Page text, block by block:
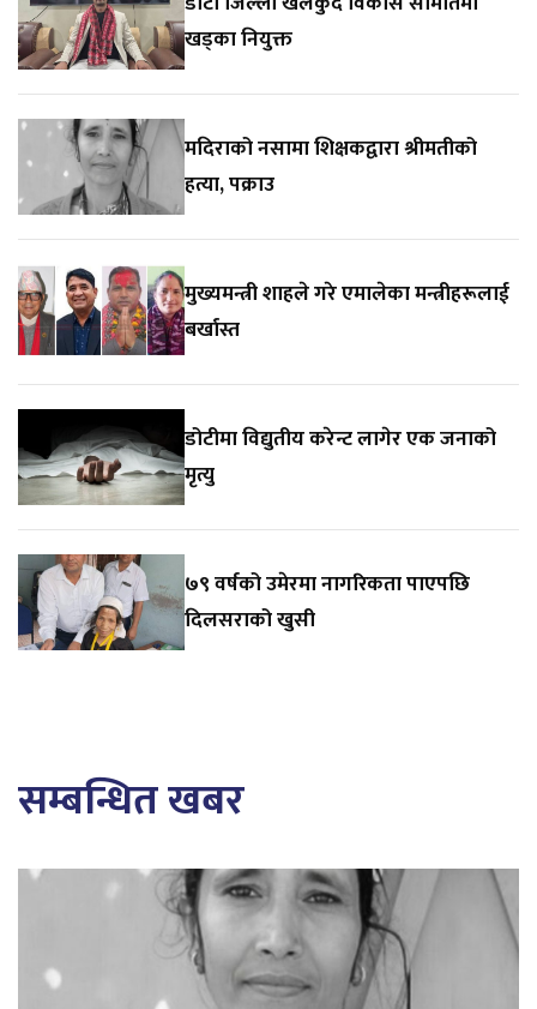
खड्का नियुक्त
मदिराको नसामा शिक्षकद्वारा श्रीमतीको
हत्या, पक्राउ
मुख्यमन्त्री शाहले गरे एमालेका मन्त्रीहरूलाई
बर्खास्त
डोटीमा विद्युतीय करेन्ट लागेर एक जनाको
मृत्यु
७९ वर्षको उमेरमा नागरिकता पाएपछि
दिलसराको खुसी
सम्बन्धित खबर